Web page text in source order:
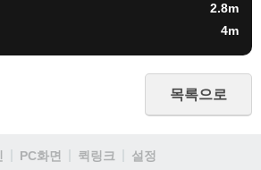
2.8m
4m
목록으로
PC화면 퀵링크
설정